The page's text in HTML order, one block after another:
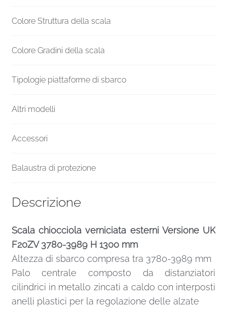
Ø
mm
Colore Struttura della scala
Colore Gradini della scala
Tipologie piattaforme di sbarco
Altri modelli
Accessori
Balaustra di protezione
Descrizione
Scala chiocciola verniciata esterni Versione UK
F20ZV 3780-3989 H 1300 mm
Altezza di sbarco compresa tra 3780-3989 mm
Palo centrale composto da distanziatori
cilindrici in metallo zincati a caldo con interposti
anelli plastici per la regolazione delle alzate